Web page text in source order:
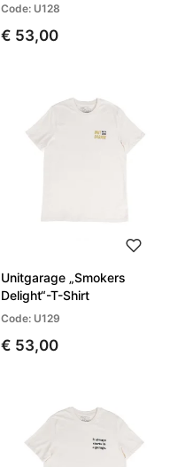
Code: U128
€ 53,00
Unitgarage „Smokers
Delight“-T-Shirt
Code: U129
€ 53,00